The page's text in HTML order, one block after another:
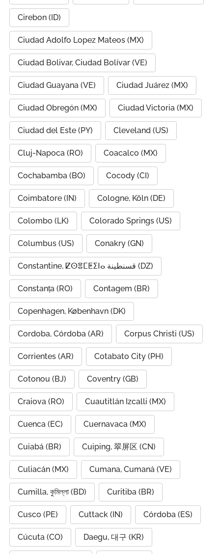
Cirebon (ID)
Ciudad Adolfo Lopez Mateos (MX)
Ciudad Bolivar, Ciudad Bolívar (VE)
Ciudad Guayana (VE) Ciudad Juárez (MX)
Ciudad Obregón (MX) Ciudad Victoria (MX)
Ciudad del Este (PY) Cleveland (US)
Cluj-Napoca (RO) Coacalco (MX)
Cochabamba (BO) Cocody (CI)
Coimbatore (IN) Cologne, Köln (DE)
Colombo (LK) Colorado Springs (US)
Columbus (US) Conakry (GN)
Constantine, ⵇⵙⴻⵎⵟⵉⵏⴰ قسنطينة (DZ)
Constanța (RO) Contagem (BR)
Copenhagen, København (DK)
Cordoba, Córdoba (AR) Corpus Christi (US)
Corrientes (AR) Cotabato City (PH)
Cotonou (BJ) Coventry (GB)
Craiova (RO) Cuautitlán Izcalli (MX)
Cuenca (EC) Cuernavaca (MX)
Cuiabá (BR) Cuiping, 翠屏区 (CN)
Culiacán (MX) Cumana, Cumaná (VE)
Cumilla, কুমিল্লা (BD) Curitiba (BR)
Cusco (PE) Cuttack (IN) Córdoba (ES)
Cúcuta (CO) Daegu, 대구 (KR)